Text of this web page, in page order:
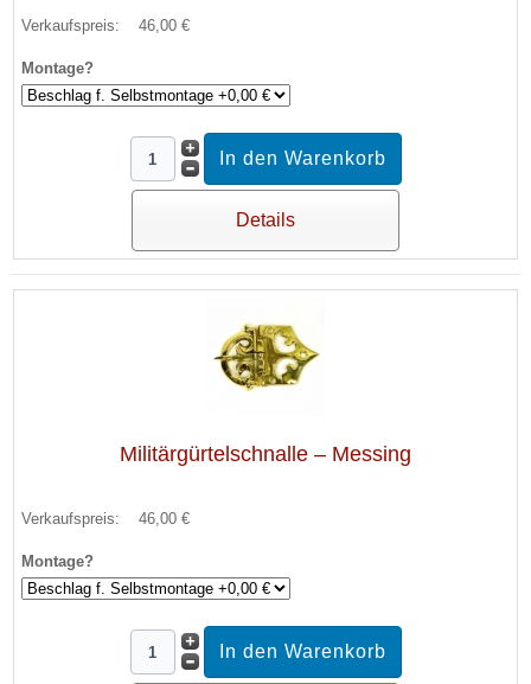
Verkaufspreis: 46,00 €
Montage?
Details
Militärgürtelschnalle – Messing
Verkaufspreis: 46,00 €
Montage?